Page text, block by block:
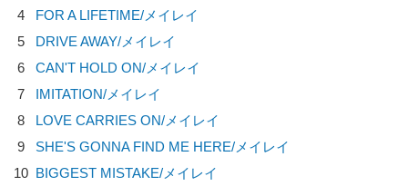
4
FOR A LIFETIME/ メイレイ
5
DRIVE AWAY/ メイレイ
6
CAN'T HOLD ON/ メイレイ
7
IMITATION/ メイレイ
8
LOVE CARRIES ON/ メイレイ
9
SHE'S GONNA FIND ME HERE/ メイレイ
10 BIGGEST MISTAKE/ メイレイ